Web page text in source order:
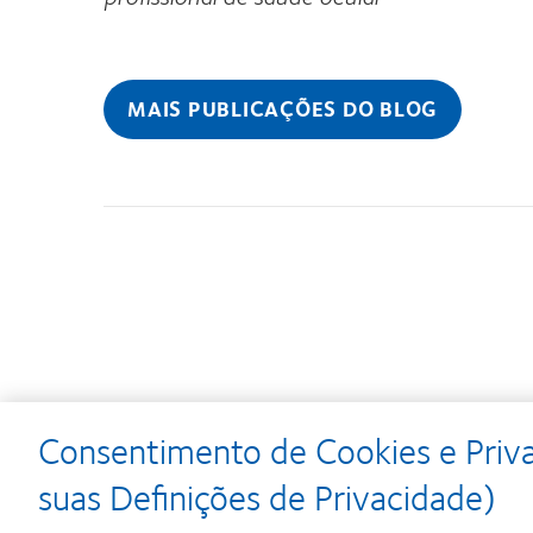
MAIS PUBLICAÇÕES DO BLOG
Learn
about
Learn
more
about
Learn
more
about
Consentimento de Cookies e
suas Definições de Privacidade)